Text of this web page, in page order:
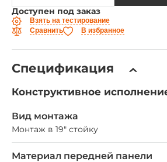
Доступен под заказ
Взять на тестирование
Сравнить
В избранное
Спецификация
Конструктивное
Вид монтажа
Монтаж в 19" стойку
Материал передней панели